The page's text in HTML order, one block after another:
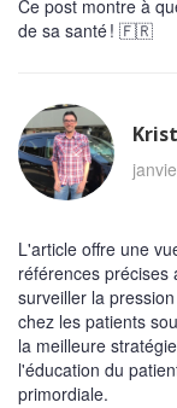
Ce post montre à
de sa santé ! 🇫🇷
L'article offre une
références précises
surveiller la
chez les patients
la meilleure
l'éducation du
primordiale.